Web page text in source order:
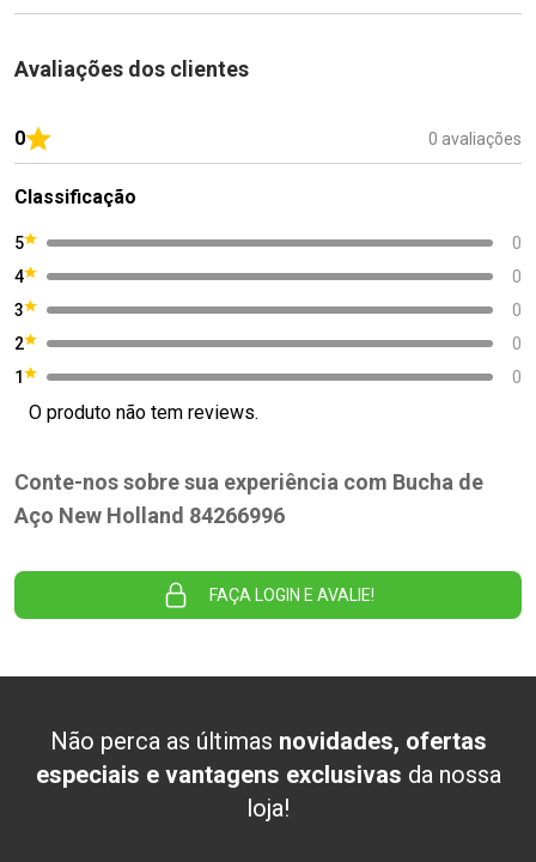
Avaliações dos clientes
0 0 avaliações
Classificação
5
0
4
0
3
0
2
0
1
0
O produto não tem reviews.
Conte-nos sobre sua experiência com Bucha de
Aço New Holland 84266996
FAÇA LOGIN E AVALIE!
Não perca as últimas novidades, ofertas
especiais e vantagens exclusivas da nossa
loja!